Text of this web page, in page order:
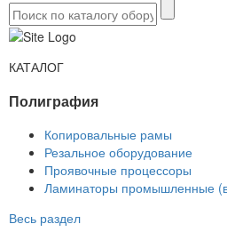
КАТАЛОГ
Полиграфия
Копировальные рамы
Резальное оборудование
Проявочные процессоры
Ламинаторы промышленные
Весь раздел